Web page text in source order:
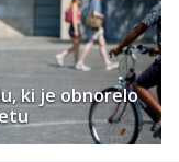
ki je obnorelo